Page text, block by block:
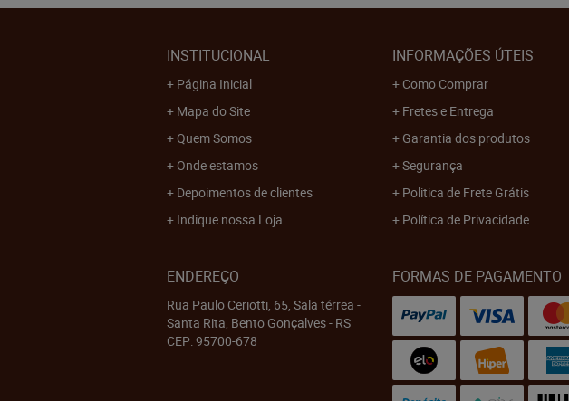
INSTITUCIONAL
Página Inicial
Mapa do Site
Quem Somos
Onde estamos
Depoimentos de clientes
Indique nossa Loja
INFORMAÇÕES ÚTEIS
Como Comprar
Fretes e Entrega
Garantia dos produtos
Segurança
Politica de Frete Grátis
Política de Privacidade
ENDEREÇO
Rua Paulo Ceriotti, 65, Sala térrea -
Santa Rita, Bento Gonçalves- RS
CEP: 95700-678
FORMAS DE PAGAMENTO